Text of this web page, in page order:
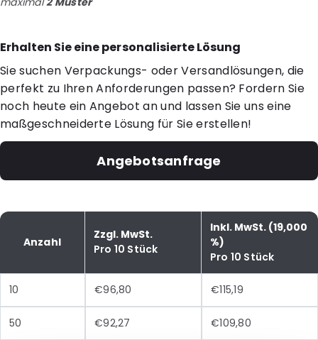
Erhalten Sie eine personalisierte Lösung
Sie suchen Verpackungs- oder Versandlösungen, die
perfekt zu Ihren Anforderungen passen? Fordern Sie
noch heute ein Angebot an und lassen Sie uns eine
maßgeschneiderte Lösung für Sie erstellen!
Angebotsanfrage
Anzahl
Zzgl. MwSt.
Pro 10 Stück
Inkl. MwSt. (19,000
%)
Pro 10 Stück
10 €96,80 €115,19
50 €92,27 €109,80